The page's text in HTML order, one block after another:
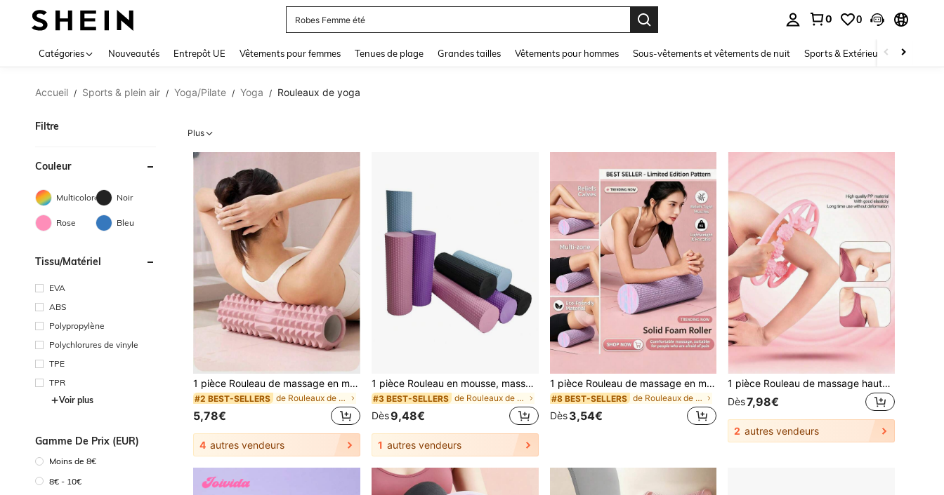
Jupe
0 0
Catégories Nouveautés Entrepôt UE Vêtements pour femmes Tenues de plage Grandes tailles Vêtements pour hommes Sous-vêtements et vêtements de nuit Sports & Extérieur Enfants
Accueil / Sports & plein air / Yoga/Pilate / Yoga / Rouleaux de yoga
Filtre
Couleur
Multicolore Noir
Rose Bleu
Tissu/matériel
EVA
ABS
Polypropylène
Polychlorures de vinyle
TPE
TPR
Voir plus
Gamme De Prix (EUR)
Moins de 8€
8€ - 10€
Plus
1 pièce Rouleau de massage en mousse violet/rose, convient pour la relaxation musculaire et l'amélioration de la flexibilité - Surface texturée pour un massage en profondeur des tissus, idéal pour le yoga, le pilates et la fitness, accessoire de yoga | Rouleau texturé | Rouleau léger
#2 BEST-SELLERS de Rouleaux de yoga
5,78€
4 autres vendeurs
1 pièce Rouleau en mousse, masseur de relaxation musculaire, équipement de yoga Pilates, colonne de yoga unicolore, rouleau de massage fitness, convient pour la relaxation des muscles, l'entraînement, la fitness
#3 BEST-SELLERS de Rouleaux de yoga
Dès9,48€
1 autres vendeurs
1 pièce Rouleau de massage en mousse haute densité, massage des tissus profonds, relaxe les muscles du dos et des jambes, conçu pour le relâchement musculaire, le relâchement des points gâchettes du fascia, les sports, le yoga, le pilates et les étirements, massage musculaire
#8 BEST-SELLERS de Rouleaux de yoga
Dès 3,54€
1 pièce Rouleau de massage haute densité en mousse EVA antidérapant anti-cellulite pour un massage en profondeur, léger et ergonomique, de couleur noire. Accessoire de yoga, pilates, relaxation musculaire, en forme de goutte d'eau. Accessoire de gymnastique et de fitness pour le domicile et le centre de remise en forme.
Dès7,98€
2 autres vendeurs